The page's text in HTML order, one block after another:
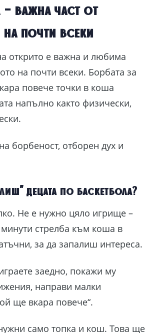
– важна част от
почти всеки
открито е важна и любима
на почти всеки. Борбата за
повече точки в коша
напълно както физически,
борбеност, отборен дух и
децата по баскетбола?
Не е нужно цяло игрище –
стрелба към коша в
за да запалиш интереса.
заедно, покажи му
направи малки
ще вкара повече“.
само топка и кош. Това ще